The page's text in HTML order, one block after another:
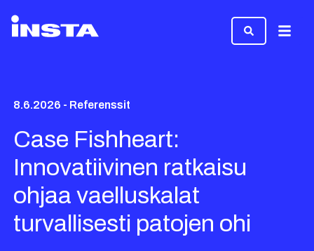
8.6.2026 - Referenssit
Case Fishheart:
Innovatiivinen ratkaisu
ohjaa vaelluskalat
turvallisesti patojen ohi